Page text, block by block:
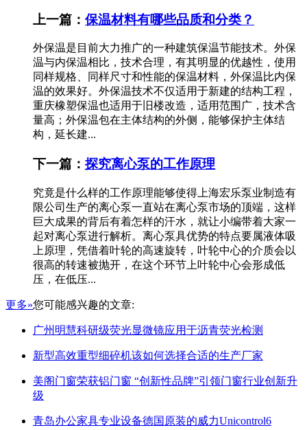
上一篇： 保温材料有哪些品质和分类？
外保温是目前大力推广的一种建筑保温节能技术。外保
温与内保温相比，技术合理，有其明显的优越性，使用
同样规格、同样尺寸和性能的保温材料，外保温比内保
温的效果好。外保温技术不仅适用于新建的结构工程，
重庆橡塑保温也适用于旧楼改造，适用范围广，技术含
量高；外保温包在主体结构的外侧，能够保护主体结
构，延长建...
下一篇： 探究离心泵的工作原理
究竟是什么样的工作原理能够使得上海宏乐泵业制造有
限公司生产的离心泵一直站在离心泵市场的顶端，这样
巨大成果的背后有着怎样的汗水，就让小编带着大家一
起对离心泵进行解析。离心泵具优势的特点要属液体吸
上原理，凭借着叶轮的高速旋转，叶轮中心的介质会以
很高的转速被抛开，在这个环节上叶轮中心会形成低
压，在低压...
更多»您可能感兴趣的文章:
广州明慧科研级荧光显微镜应用于沥青荧光检测
新型高效重型细碎机该如何选择合适的生产厂家
美阁门窗荣获铝门窗 “创新性品牌”引领门窗行业创新升
级
青岛办公家具专业设备德国原装的威力Unicontrol6